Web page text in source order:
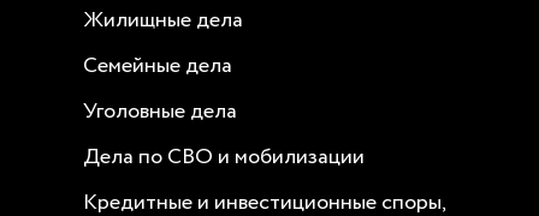
Жилищные дела
Семейные дела
Уголовные дела
Дела по СВО и мобилизации
Кредитные и инвестиционные споры,